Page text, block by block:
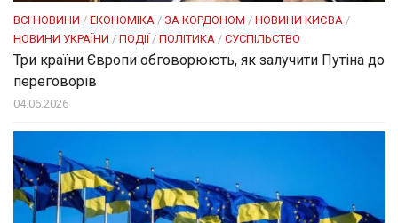
ВСІ НОВИНИ / ЕКОНОМІКА / ЗА КОРДОНОМ / НОВИНИ КИЄВА /
НОВИНИ УКРАЇНИ / ПОДІЇ / ПОЛІТИКА / СУСПІЛЬСТВО
Три країни Європи обговорюють, як залучити Путіна до
переговорів
04.06.2026